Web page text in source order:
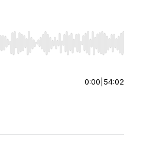
to seek, Home/End to jump to
0:00 54:02